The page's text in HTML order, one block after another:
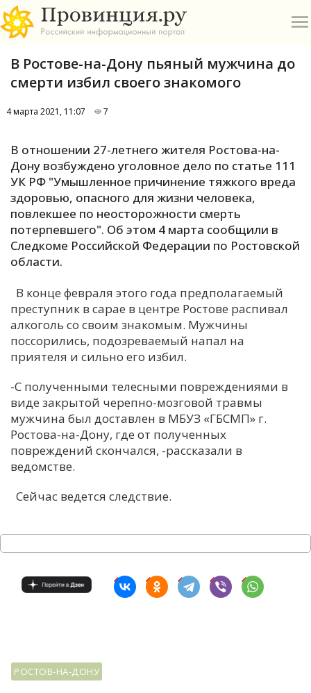
А
Б
Е
И
К
М
Н
О
П
С
Т
Ч
Я
В Ростове-на-Дону пьяный мужчина до
смерти избил своего знакомого
4 марта 2021, 11:07 7
В отношении 27-летнего жителя Ростова-на-
Дону возбуждено уголовное дело по статье 111
УК РФ "Умышленное причинение тяжкого вреда
здоровью, опасного для жизни человека,
повлекшее по неосторожности смерть
потерпевшего". Об этом 4 марта сообщили в
Следкоме Российской Федерации по Ростовской
области.
В конце февраля этого года предполагаемый
преступник в сарае в центре Ростове распивал
алкоголь со своим знакомым. Мужчины
поссорились, подозреваемый напал на
приятеля и сильно его избил.
-С полученными телесными повреждениями в
виде закрытой черепно-мозговой травмы
мужчина был доставлен в МБУЗ «ГБСМП» г.
Ростова-на-Дону, где от полученных
повреждений скончался, -рассказали в
ведомстве.
Сейчас ведется следствие.
РОСТОВ-НА-ДОНУ